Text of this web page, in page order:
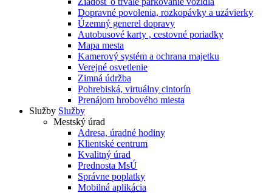
Dopravné povolenia, rozkopávky a uzávierky
Územný generel dopravy
Autobusové karty , cestovné poriadky
Mapa mesta
Kamerový systém a ochrana majetku
Verejné osvetlenie
Zimná údržba
Pohrebiská, virtuálny cintorín
Prenájom hrobového miesta
Služby Služby
Mestský úrad
Adresa, úradné hodiny
Klientské centrum
Kvalitný úrad
Prednosta MsÚ
Správne poplatky
Mobilná aplikácia